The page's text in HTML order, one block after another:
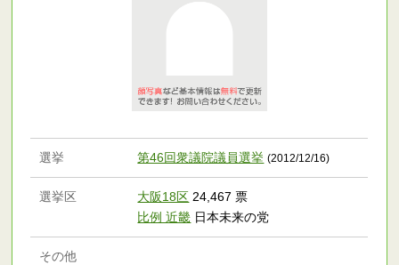
選挙 第46回衆議院議員選挙 (2012/12/16)
選挙区 大阪18区 24,467 票
比例 近畿 日本未来の党
その他